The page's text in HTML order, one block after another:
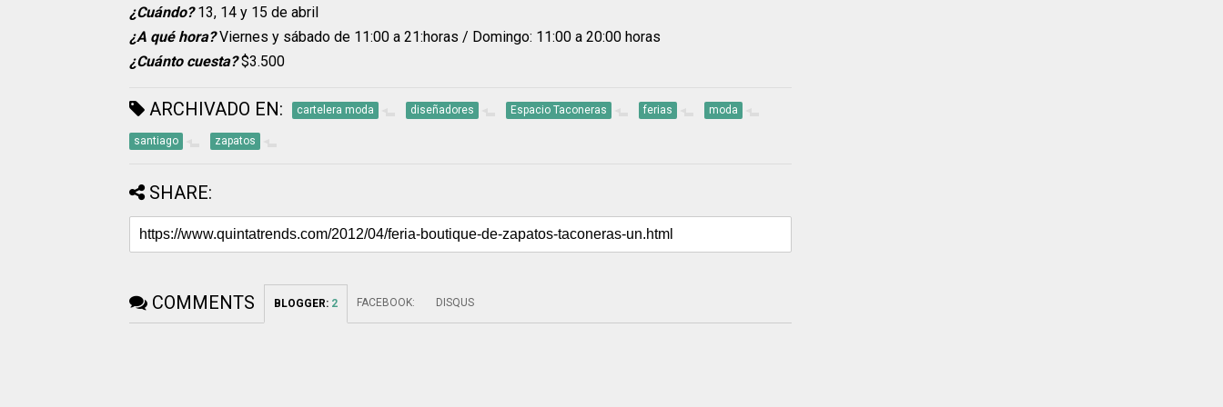
¿Cuándo? 13, 14 y 15 de abril
¿A qué hora?Viernes y sábado de 11:00 a 21:horas / Domingo: 11:00 a 20:00 horas
¿Cuánto cuesta?$3.500
ARCHIVADO EN: cartelera moda diseñadores Espacio Taconeras ferias moda
santiago zapatos
SHARE:
COMMENTS BLOGGER: 2 FACEBOOK: DISQUS